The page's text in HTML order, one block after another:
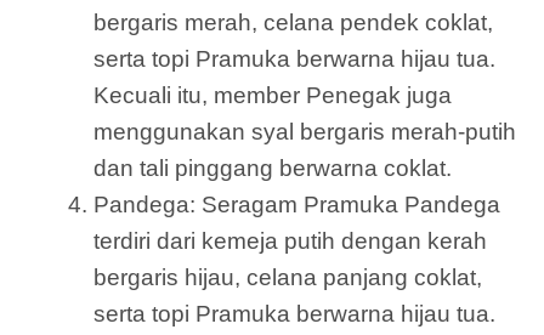
bergaris merah, celana pendek coklat,
serta topi Pramuka berwarna hijau tua.
Kecuali itu, member Penegak juga
menggunakan syal bergaris merah-putih
dan tali pinggang berwarna coklat.
Pandega: Seragam Pramuka Pandega
terdiri dari kemeja putih dengan kerah
bergaris hijau, celana panjang coklat,
serta topi Pramuka berwarna hijau tua.